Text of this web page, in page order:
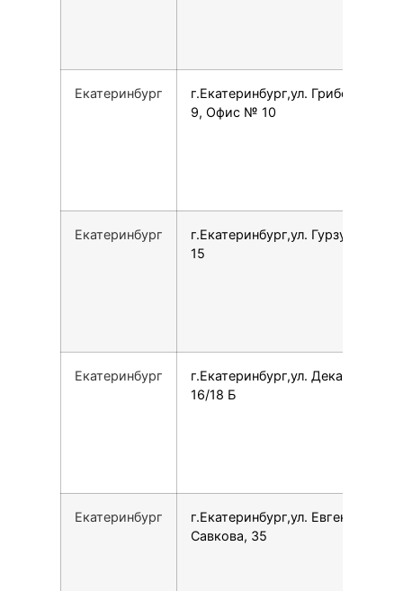
Екатеринбург
г.Екатеринбург,ул. Грибоедова,
9, Офис № 10
Екатеринбург
г.Екатеринбург,ул. Гурзуфская,
15
Екатеринбург
г.Екатеринбург,ул. Декабристов,
16/18 Б
Екатеринбург
г.Екатеринбург,ул. Евгения
Савкова, 35